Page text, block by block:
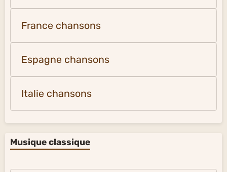
France chansons
Espagne chansons
Italie chansons
Musique classique